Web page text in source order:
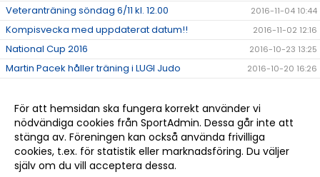
Veteranträning söndag 6/11 kl. 12.00 2016-11-04 10:44
Kompisvecka med uppdaterat datum!! 2016-11-02 12:16
National Cup 2016 2016-10-23 13:25
Martin Pacek håller träning i LUGI Judo 2016-10-20 16:26
Soto makikomi 2016-10-10 21:27
Judo VM 2016-08-25 10:05
OS: Rio 2016 2016-08-17 11:19
För att hemsidan ska fungera korrekt använder vi
nödvändiga cookies från SportAdmin. Dessa går inte att
stänga av. Föreningen kan också använda frivilliga
cookies, t.ex. för statistik eller marknadsföring. Du väljer
själv om du vill acceptera dessa.